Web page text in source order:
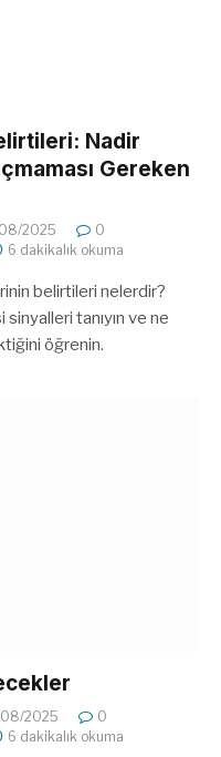
Nadir
Gereken
2025
0
6 dakikalık okuma
belirtileri nelerdir?
sinyalleri tanıyın ve ne
öğrenin.
2025
0
6 dakikalık okuma